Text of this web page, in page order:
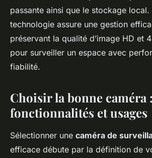
passante ainsi que le stockage local.
technologie assure une gestion
préservant la qualité d’image HD et
pour surveiller un espace avec
fiabilité.
Choisir la bonne caméra
fonctionnalités et usages
Sélectionner une caméra de
efficace débute par la définition de